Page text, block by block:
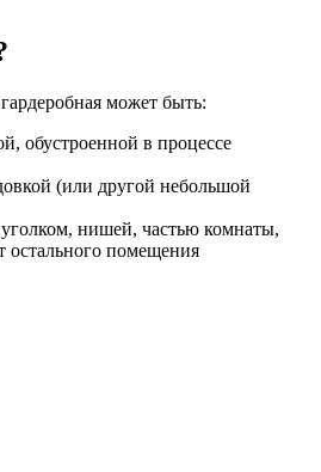
может быть:
обустроенной в процессе
(или другой небольшой
нишей, частью комнаты,
остального помещения